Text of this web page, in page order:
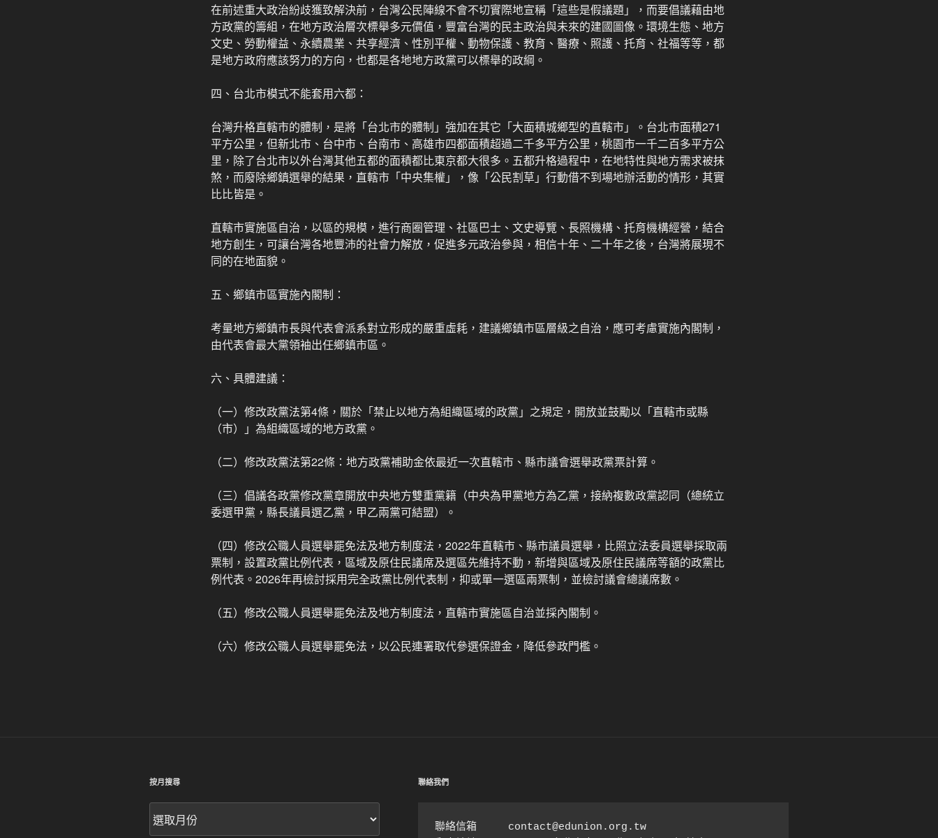
在前述重大政治紛歧獲致解決前，台灣公民陣線不會不切實際地宣稱「這些是假議題」，而要倡議藉由地
方政黨的籌組，在地方政治層次標舉多元價值，豐富台灣的民主政治與未來的建國圖像。環境生態、地方
文史、勞動權益、永續農業、共享經濟、性別平權、動物保護、教育、醫療、照護、托育、社福等等，都
是地方政府應該努力的方向，也都是各地地方政黨可以標舉的政綱。
四、台北市模式不能套用六都：
台灣升格直轄市的體制，是將「台北市的體制」強加在其它「大面積城鄉型的直轄市」。台北市面積271
平方公里，但新北市、台中市、台南市、高雄市四都面積超過二千多平方公里，桃園市一千二百多平方公
里，除了台北市以外台灣其他五都的面積都比東京都大很多。五都升格過程中，在地特性與地方需求被抹
煞，而廢除鄉鎮選舉的結果，直轄市「中央集權」，像「公民割草」行動借不到場地辦活動的情形，其實
比比皆是。
直轄市實施區自治，以區的規模，進行商圈管理、社區巴士、文史導覽、長照機構、托育機構經營，結合
地方創生，可讓台灣各地豐沛的社會力解放，促進多元政治參與，相信十年、二十年之後，台灣將展現不
同的在地面貌。
五、鄉鎮市區實施內閣制：
考量地方鄉鎮市長與代表會派系對立形成的嚴重虛耗，建議鄉鎮市區層級之自治，應可考慮實施內閣制，
由代表會最大黨領袖出任鄉鎮市區。
六、具體建議：
（一）修改政黨法第4條，關於「禁止以地方為組織區域的政黨」之規定，開放並鼓勵以「直轄市或縣
（市）」為組織區域的地方政黨。
（二）修改政黨法第22條：地方政黨補助金依最近一次直轄市、縣市議會選舉政黨票計算。
（三）倡議各政黨修改黨章開放中央地方雙重黨籍（中央為甲黨地方為乙黨，接納複數政黨認同（總統立
委選甲黨，縣長議員選乙黨，甲乙兩黨可結盟）。
（四）修改公職人員選舉罷免法及地方制度法，2022年直轄市、縣市議員選舉，比照立法委員選舉採取兩
票制，設置政黨比例代表，區域及原住民議席及選區先維持不動，新增與區域及原住民議席等額的政黨比
例代表。2026年再檢討採用完全政黨比例代表制，抑或單一選區兩票制，並檢討議會總議席數。
（五）修改公職人員選舉罷免法及地方制度法，直轄市實施區自治並採內閣制。
（六）修改公職人員選舉罷免法，以公民連署取代參選保證金，降低參政門檻。
按月搜尋
月
聯絡我們
聯絡信箱　　　contact@edunion.org.tw